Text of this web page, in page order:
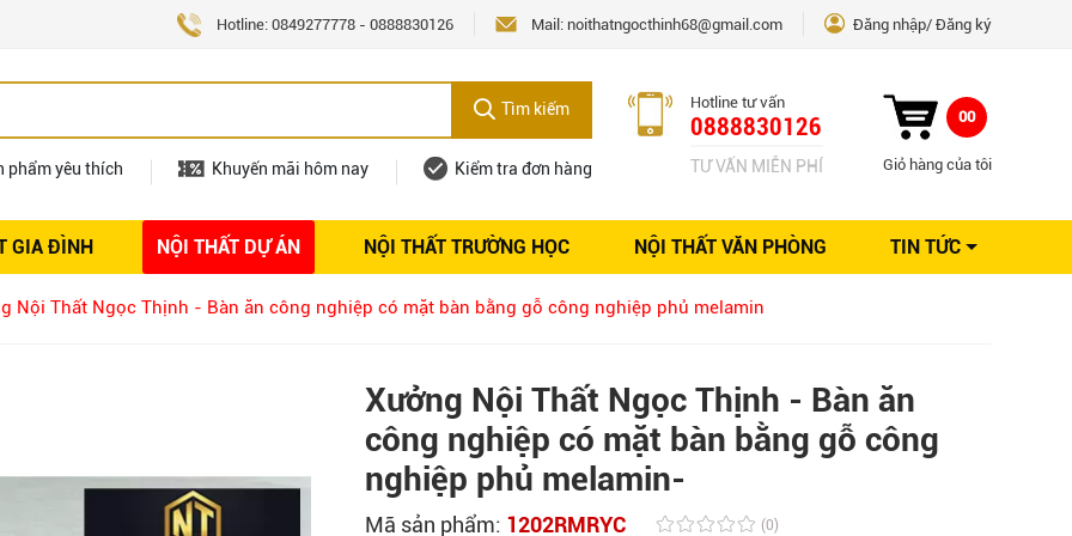
Hotline: 0849277778 - 0888830126 Mail: noithatngocthinh68@gmail.com Đăng nhập Đăng ký
Tìm kiếm
phẩm yêu thích Khuyến mãi hôm nay Kiểm tra đơn hàng
Hotline tư vấn
0888830126
TƯ VẤN MIỄN PHÍ
00
Giỏ hàng của tôi
GIA ĐÌNH NỘI THẤT DỰ ÁN NỘI THẤT TRƯỜNG HỌC NỘI THẤT VĂN PHÒNG TIN TỨC
thất Kinh nghiệm Nội thất
Sáng tạo
Giải pháp thiết kế
Nội Thất Ngọc Thịnh - Bàn ăn công nghiệp có mặt bàn bằng gỗ công nghiệp phủ melamin
Xưởng Nội Thất Ngọc Thịnh - Bàn ăn
công nghiệp có mặt bàn bằng gỗ công
nghiệp phủ melamin-
Mã sản phẩm: 1202RMRYC (0)